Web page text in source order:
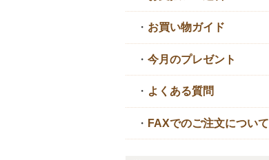
・ お買い物ガイド
・ 今月のプレゼント
・ よくある質問
・ FAXでのご注文について